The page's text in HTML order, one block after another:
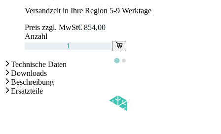
Versandzeit in Ihre Region 5-9 Werktage
Preis zzgl. MwSt€ 854,00
Anzahl
Technische Daten
Downloads
Beschreibung
Ersatzteile